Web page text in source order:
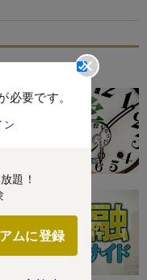
要です。
ン
題！
ムに登録